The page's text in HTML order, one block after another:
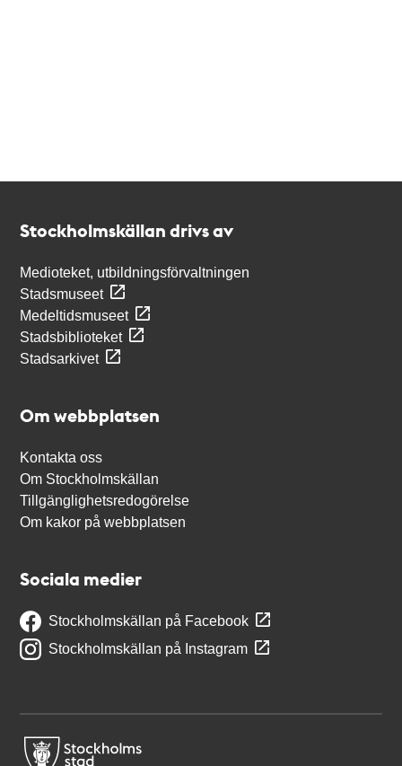
Stockholmskällan drivs av
Medioteket, utbildningsförvaltningen
Stadsmuseet
Medeltidsmuseet
Stadsbiblioteket
Stadsarkivet
Om webbplatsen
Kontakta oss
Om Stockholmskällan
Tillgänglighetsredogörelse
Om kakor på webbplatsen
Sociala medier
Stockholmskällan på Facebook
Stockholmskällan på Instagram